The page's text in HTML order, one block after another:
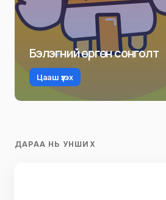
Бэлэгний өргөн сонголт
Цааш үзэх
ДАРАА НЬ УНШИХ